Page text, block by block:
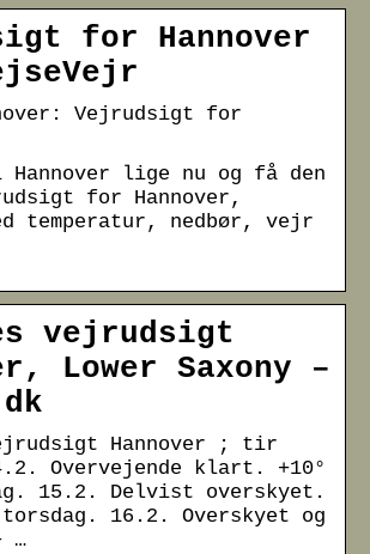
for Hannover
Vejrudsigt for
lige nu og få den
for Hannover,
temperatur, nedbør, vejr
vejrudsigt
Lower Saxony –
Hannover ; tir
Overvejende klart. +10°
15.2. Delvist overskyet.
16.2. Overskyet og
…